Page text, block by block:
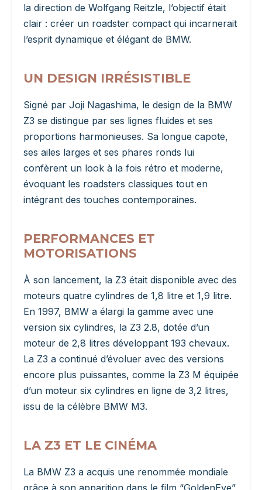
la direction de Wolfgang Reitzle, l’objectif était
clair : créer un roadster compact qui incarnerait
l’esprit dynamique et élégant de BMW.
UN DESIGN IRRÉSISTIBLE
Signé par Joji Nagashima, le design de la BMW
Z3 se distingue par ses lignes fluides et ses
proportions harmonieuses. Sa longue capote,
ses ailes larges et ses phares ronds lui
confèrent un look à la fois rétro et moderne,
évoquant les roadsters classiques tout en
intégrant des touches contemporaines.
PERFORMANCES ET
MOTORISATIONS
À son lancement, la Z3 était disponible avec des
moteurs quatre cylindres de 1,8 litre et 1,9 litre.
En 1997, BMW a élargi la gamme avec une
version six cylindres, la Z3 2.8, dotée d’un
moteur de 2,8 litres développant 193 chevaux.
La Z3 a continué d’évoluer avec des versions
encore plus puissantes, comme la Z3 M équipée
d’un moteur six cylindres en ligne de 3,2 litres,
issu de la célèbre BMW M3.
LA Z3 ET LE CINÉMA
La BMW Z3 a acquis une renommée mondiale